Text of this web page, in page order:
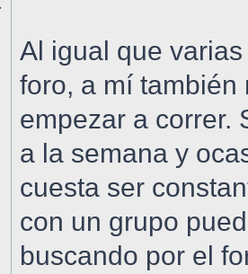
Al igual que
foro, a mí
empezar a correr.
a la semana y
cuesta ser
con un grupo
buscando por el